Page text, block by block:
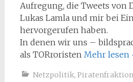
Aufregung, die Tweets von
Lukas Lamla und mir bei
hervorgerufen haben.
In denen wir uns –
als TORroristen Mehr lesen
Netzpolitik, Piratenfraktion